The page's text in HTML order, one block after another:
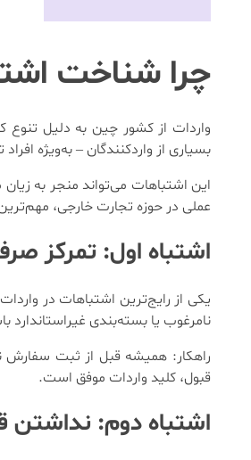
چرا شناخت
واردات از کشور چین به دلیل تنوع
بسیاری از واردکنندگان – به‌ویژه
این اشتباهات می‌تواند منجر به
عملی در حوزه تجارت خارجی،
اشتباه اول: تمرکز
یکی از رایج‌ترین اشتباهات در
نامرغوب یا بسته‌بندی
قبول، کلید واردات موفق است.
اشتباه دوم: نداشتن